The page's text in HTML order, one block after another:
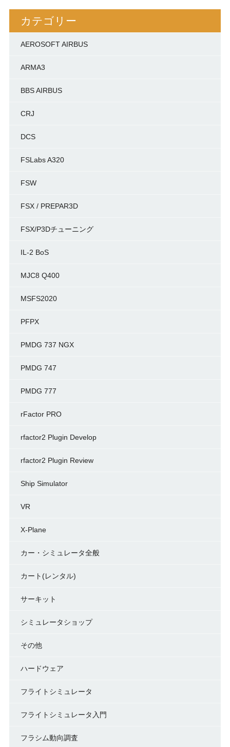
カテゴリー
AEROSOFT AIRBUS
ARMA3
BBS AIRBUS
CRJ
DCS
FSLabs A320
FSW
FSX / PREPAR3D
FSX/P3Dチューニング
IL-2 BoS
MJC8 Q400
MSFS2020
PFPX
PMDG 737 NGX
PMDG 747
PMDG 777
rFactor PRO
rfactor2 Plugin Develop
rfactor2 Plugin Review
Ship Simulator
VR
X-Plane
カー・シミュレータ全般
カート(レンタル)
サーキット
シミュレータショップ
その他
ハードウェア
フライトシミュレータ
フライトシミュレータ入門
フラシム動向調査